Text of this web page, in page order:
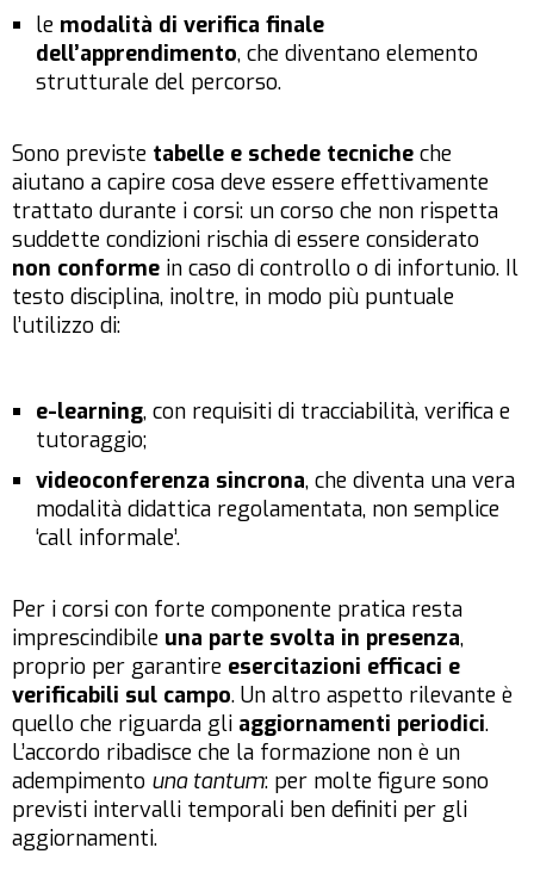
le modalità di verifica finale
dell’apprendimento, che diventano elemento
strutturale del percorso.
Sono previste tabelle e schede tecniche che
aiutano a capire cosa deve essere effettivamente
trattato durante i corsi: un corso che non rispetta
suddette condizioni rischia di essere considerato
non conforme in caso di controllo o di infortunio. Il
testo disciplina, inoltre, in modo più puntuale
l’utilizzo di:
e-learning, con requisiti di tracciabilità, verifica e
tutoraggio;
videoconferenza sincrona, che diventa una vera
modalità didattica regolamentata, non semplice
‘call informale’.
Per i corsi con forte componente pratica resta
imprescindibile una parte svolta in presenza,
proprio per garantire esercitazioni efficaci e
verificabili sul campo. Un altro aspetto rilevante è
quello che riguarda gli aggiornamenti periodici.
L’accordo ribadisce che la formazione non è un
adempimento una tantum: per molte figure sono
previsti intervalli temporali ben definiti per gli
aggiornamenti.